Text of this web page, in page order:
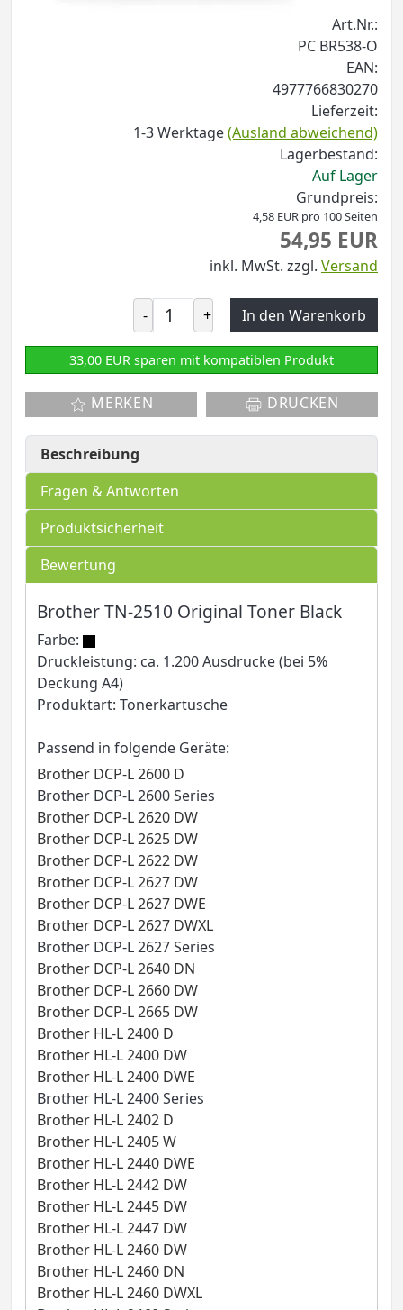
Art.Nr.:
PC BR538-O
EAN:
4977766830270
Lieferzeit:
1-3 Werktage(Ausland abweichend)
Lagerbestand:
Auf Lager
Grundpreis:
4,58 EUR pro 100 Seiten
54,95 EUR
inkl. MwSt. zzgl. Versand
- + In den Warenkorb
33,00 EUR sparen mit kompatiblen Produkt
MERKEN DRUCKEN
Beschreibung
Fragen & Antworten
Produktsicherheit
Bewertung
Brother TN-2510 Original Toner Black
Farbe:
Druckleistung: ca. 1.200 Ausdrucke (bei 5%
Deckung A4)
Produktart: Tonerkartusche
Passend in folgende Geräte:
Brother DCP-L 2600 D
Brother DCP-L 2600 Series
Brother DCP-L 2620 DW
Brother DCP-L 2625 DW
Brother DCP-L 2622 DW
Brother DCP-L 2627 DW
Brother DCP-L 2627 DWE
Brother DCP-L 2627 DWXL
Brother DCP-L 2627 Series
Brother DCP-L 2640 DN
Brother DCP-L 2660 DW
Brother DCP-L 2665 DW
Brother HL-L 2400 D
Brother HL-L 2400 DW
Brother HL-L 2400 DWE
Brother HL-L 2400 Series
Brother HL-L 2402 D
Brother HL-L 2405 W
Brother HL-L 2440 DWE
Brother HL-L 2442 DW
Brother HL-L 2445 DW
Brother HL-L 2447 DW
Brother HL-L 2460 DW
Brother HL-L 2460 DN
Brother HL-L 2460 DWXL